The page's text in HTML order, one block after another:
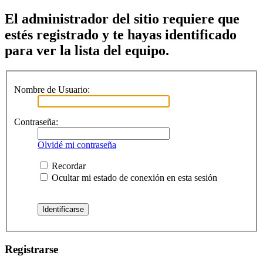
El administrador del sitio requiere que
estés registrado y te hayas identificado
para ver la lista del equipo.
Nombre de Usuario:
Contraseña:
Olvidé mi contraseña
Recordar
Ocultar mi estado de conexión en esta sesión
Registrarse